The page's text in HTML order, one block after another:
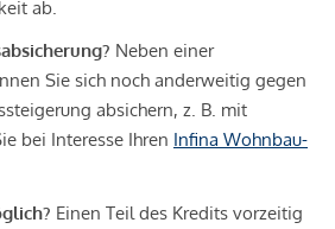
ab.
Neben einer
Sie sich noch anderweitig gegen
absichern, z. B. mit
bei Interesse Ihren Infina Wohnbau-
Einen Teil des Kredits vorzeitig